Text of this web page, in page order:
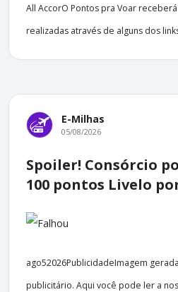
All AccorO Pontos pra Voar
realizadas através de alguns dos
E-Milhas
05/08/2026
Spoiler! Consórcio
100 pontos Livelo
ago52026PublicidadeImagem
publicitário. Aqui você pode ler a